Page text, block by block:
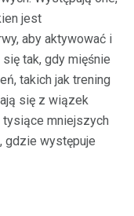
jest
aby aktywować i
tak, gdy mięśnie
takich jak trening
się z wiązek
tysiące mniejszych
gdzie występuje